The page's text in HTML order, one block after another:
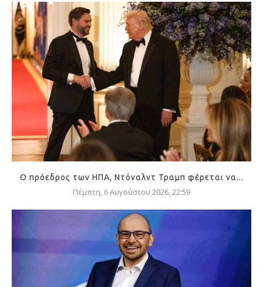
Ο πρόεδρος των ΗΠΑ, Ντόναλντ Τραμπ φέρεται να...
Πέμπτη, 6 Αυγούστου 2026, 22:59